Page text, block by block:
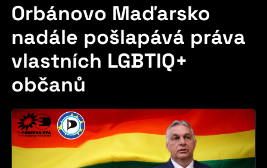
Orbánovo Maďarsko
nadále pošlapává práva
vlastních LGBTIQ+
občanů